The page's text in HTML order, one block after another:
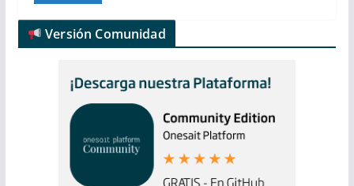
Versión Comunidad